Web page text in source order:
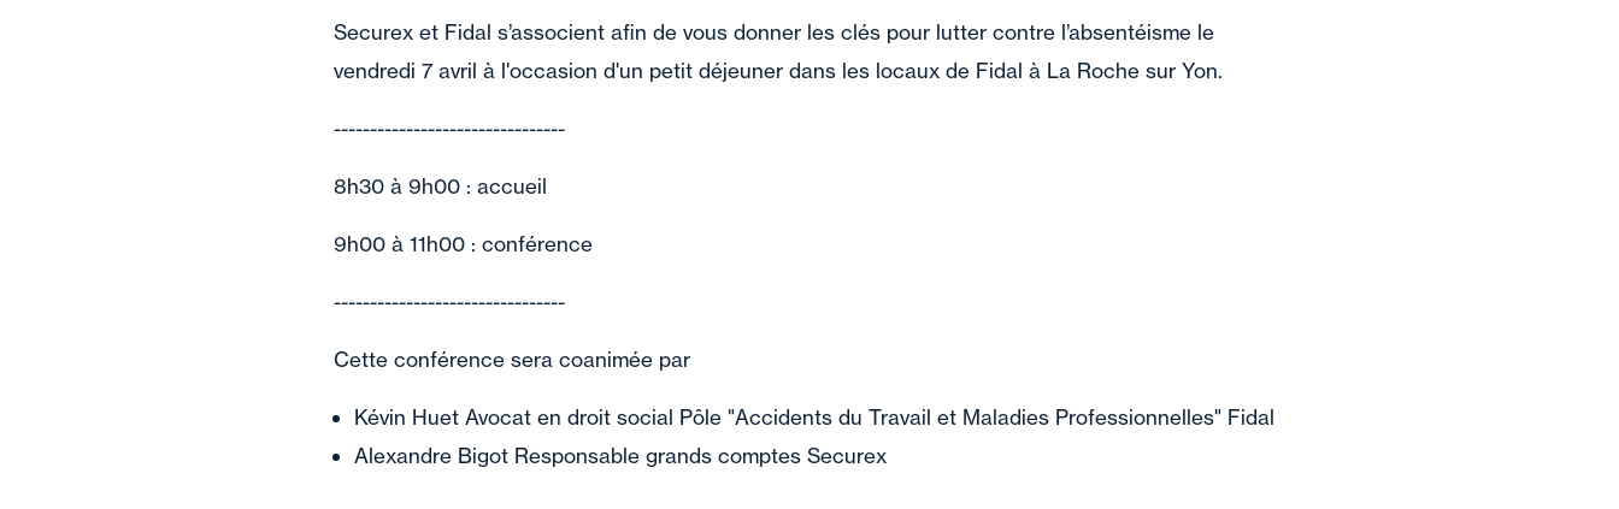
Securex et Fidal s’associent afin de vous donner les clés pour lutter contre l’absentéisme le
vendredi 7 avril à l'occasion d'un petit déjeuner dans les locaux de Fidal à La Roche sur Yon.
--------------------------------
8h30 à 9h00 : accueil
9h00 à 11h00 : conférence
​--------------------------------
Cette conférence sera coanimée par
Kévin Huet Avocat en droit social Pôle "Accidents du Travail et Maladies Professionnelles" Fidal
Alexandre Bigot Responsable grands comptes Securex